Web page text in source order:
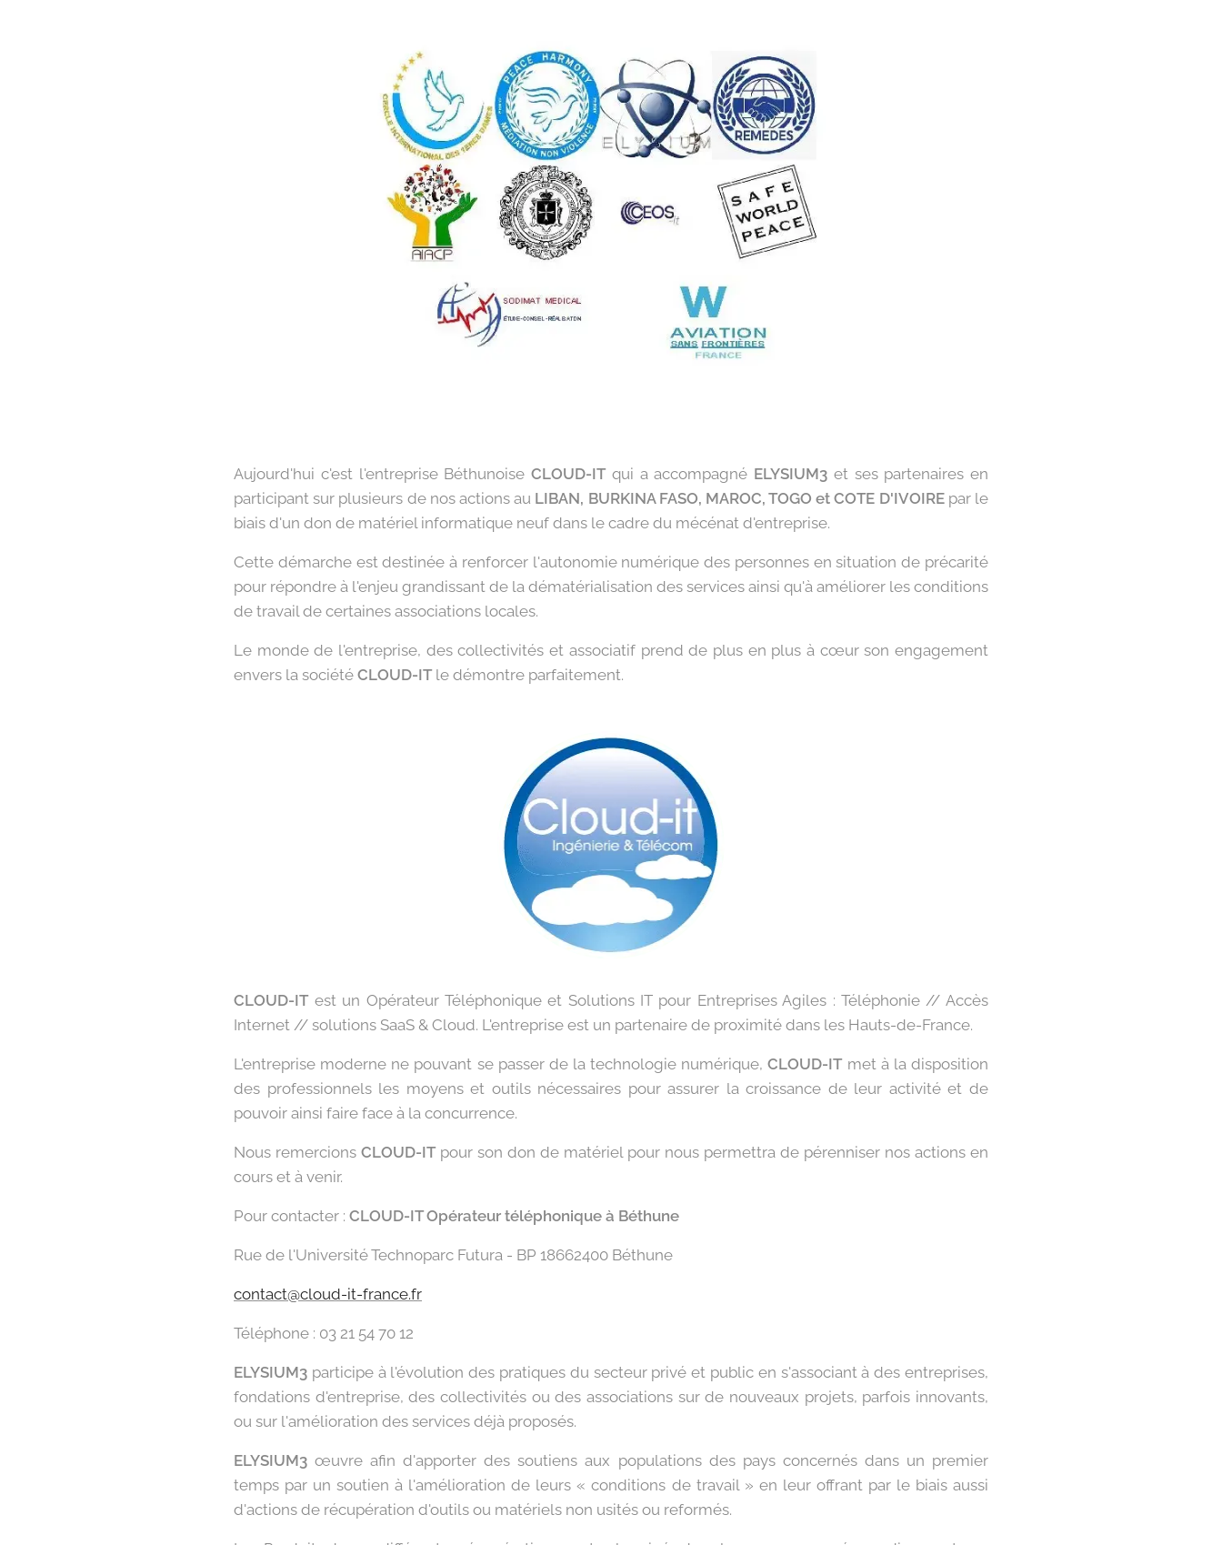
Aujourd'hui c'est l'entreprise Béthunoise CLOUD-ITqui a accompagné ELYSIUM3 et ses partenaires en
participant sur plusieurs de nos actions au LIBAN, BURKINA FASO, MAROC, TOGO et COTE D'IVOIREpar le
biais d'un don de matériel informatique neuf dans le cadre du mécénat d'entreprise.
Cette démarche est destinée à renforcer l'autonomie numérique des personnes en situation de précarité
pour répondre à l'enjeu grandissant de la dématérialisation des services ainsi qu'à améliorer les conditions
de travail de certaines associations locales.
Le monde de l'entreprise, des collectivités et associatif prend de plus en plus à cœur son engagement
envers la société CLOUD-ITle démontre parfaitement.
CLOUD-ITest un Opérateur Téléphonique et Solutions IT pour Entreprises Agiles : Téléphonie // Accès
Internet // solutions SaaS & Cloud. L'entreprise est un partenaire de proximité dans les Hauts-de-France.
L'entreprise moderne ne pouvant se passer de la technologie numérique,CLOUD-ITmet à la disposition
des professionnels les moyens et outils nécessaires pour assurer la croissance de leur activité et de
pouvoir ainsi faire face à la concurrence.
Nous remercions CLOUD-ITpour son don de matériel pour nous permettra de pérenniser nos actions en
cours et à venir.
Pour contacter : CLOUD-IT Opérateur téléphonique à Béthune
Rue de l'Université Technoparc Futura - BP 18662400 Béthune
contact@cloud-it-france.fr
Téléphone : 03 21 54 70 12
ELYSIUM3 participe à l'évolution des pratiques du secteur privé et public en s'associant à des entreprises,
fondations d'entreprise, des collectivités ou des associations sur de nouveaux projets, parfois innovants,
ou sur l'amélioration des services déjà proposés.
ELYSIUM3œuvre afin d'apporter des soutiens aux populations des pays concernés dans un premier
temps par un soutien à l'amélioration de leurs « conditions de travail » en leur offrant par le biais aussi
d'actions de récupération d'outils ou matériels non usités ou reformés.